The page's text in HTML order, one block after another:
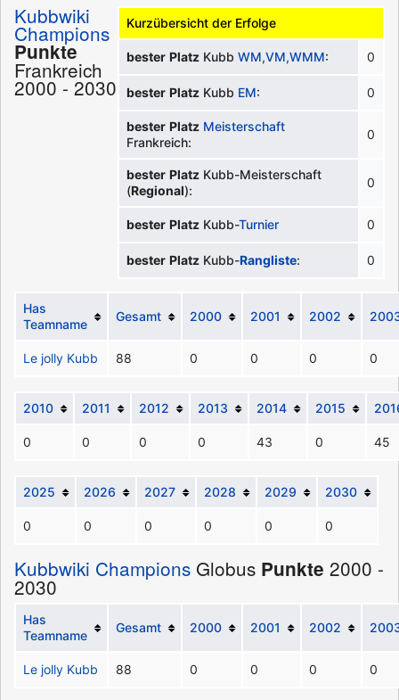
Kurzübersicht der Erfolge
bester Platz KubbWM,VM,WMM: 0
bester Platz Kubb EM: 0
bester Platz Meisterschaft
Frankreich:
0
bester Platz Kubb-Meisterschaft
(Regional):
0
bester Platz Kubb-Turnier 0
bester Platz Kubb-Rangliste: 0
Kubbwiki
Champions
Punkte
Frankreich
2000 - 2030
Has
Teamname
Gesamt 2000 2001 2002
Le jolly Kubb 88 0 0 0 0
2010 2011 2012 2013 2014 2015
0 0 0 0 43 0 45
2025 2026 2027 2028 2029 2030
0 0 0 0 0 0
Kubbwiki Champions Globus Punkte 2000 -
2030
Has
Teamname
Gesamt 2000 2001 2002
Le jolly Kubb 88 0 0 0 0